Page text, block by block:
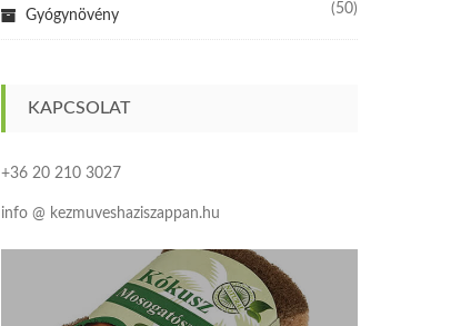
Gyógynövény (50)
KAPCSOLAT
+36 20 210 3027
info @ kezmuveshaziszappan.hu